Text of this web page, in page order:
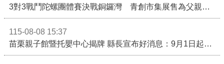
3對3戰鬥陀螺團體賽決戰銅鑼灣 青創市集展售為父親節增添繽紛
115-08-08 15:37
苗栗親子館暨托嬰中心揭牌 縣長宣布好消息：9月1日起調降臨時托嬰費用